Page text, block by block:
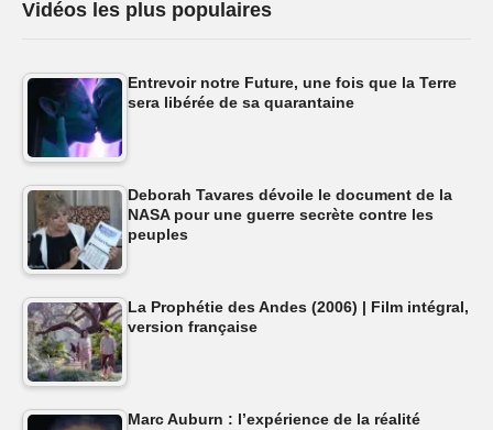
Vidéos les plus populaires
Entrevoir notre Future, une fois que la Terre
sera libérée de sa quarantaine
Deborah Tavares dévoile le document de la
NASA pour une guerre secrète contre les
peuples
La Prophétie des Andes (2006) | Film intégral,
version française
Marc Auburn : l’expérience de la réalité